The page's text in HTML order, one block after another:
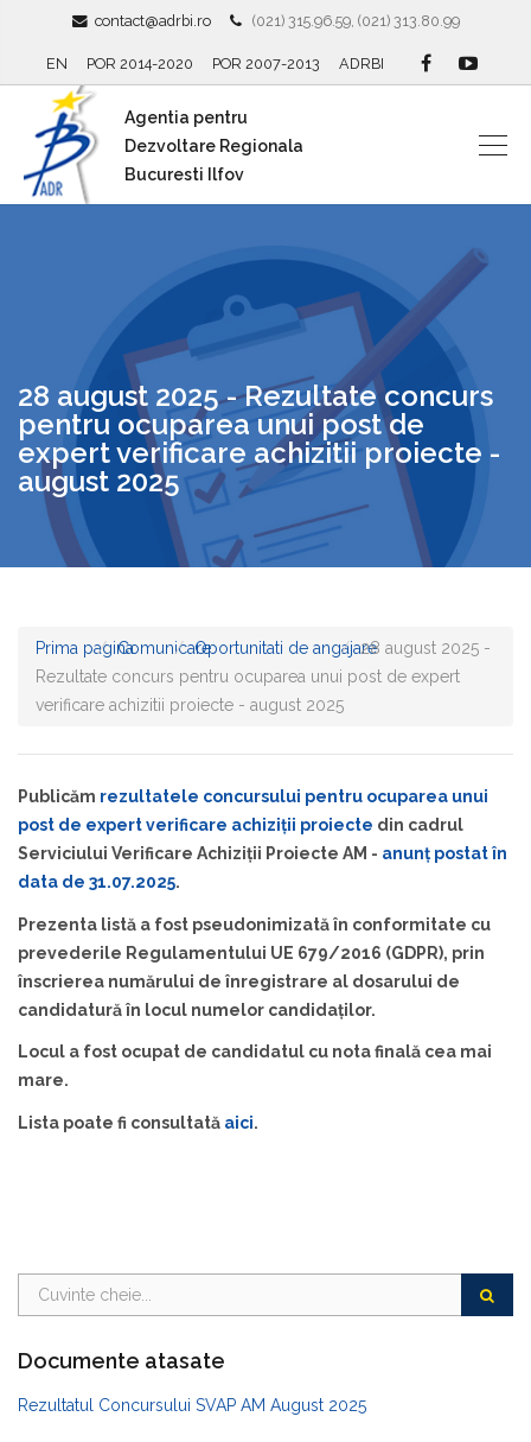
contact@adrbi.ro (021) 315.96.59, (021) 313.80.99
EN POR 2014-2020 POR 2007-2013 ADRBI
Agentia pentru
Dezvoltare Regionala
Bucuresti Ilfov
28 august 2025 - Rezultate concurs
pentru ocuparea unui post de
expert verificare achizitii proiecte -
august 2025
Prima paginaComunicareOportunitati de angajare28 august 2025 -
Rezultate concurs pentru ocuparea unui post de expert
verificare achizitii proiecte - august 2025
Publicăm rezultatele concursului pentru ocuparea unui
post de expert verificare achiziții proiecte din cadrul
Serviciului Verificare Achiziții Proiecte AM - anunț postat în
data de 31.07.2025.
Prezenta listă a fost pseudonimizată în conformitate cu
prevederile Regulamentului UE 679/2016 (GDPR), prin
înscrierea numărului de înregistrare al dosarului de
candidatură în locul numelor candidaților.
Locul a fost ocupat de candidatul cu nota finală cea mai
mare.
Lista poate fi consultată aici.
Documente atasate
Rezultatul Concursului SVAP AM August 2025